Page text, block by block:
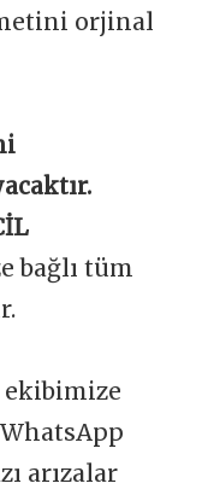
orjinal
bağlı tüm
ekibimize
arızalar